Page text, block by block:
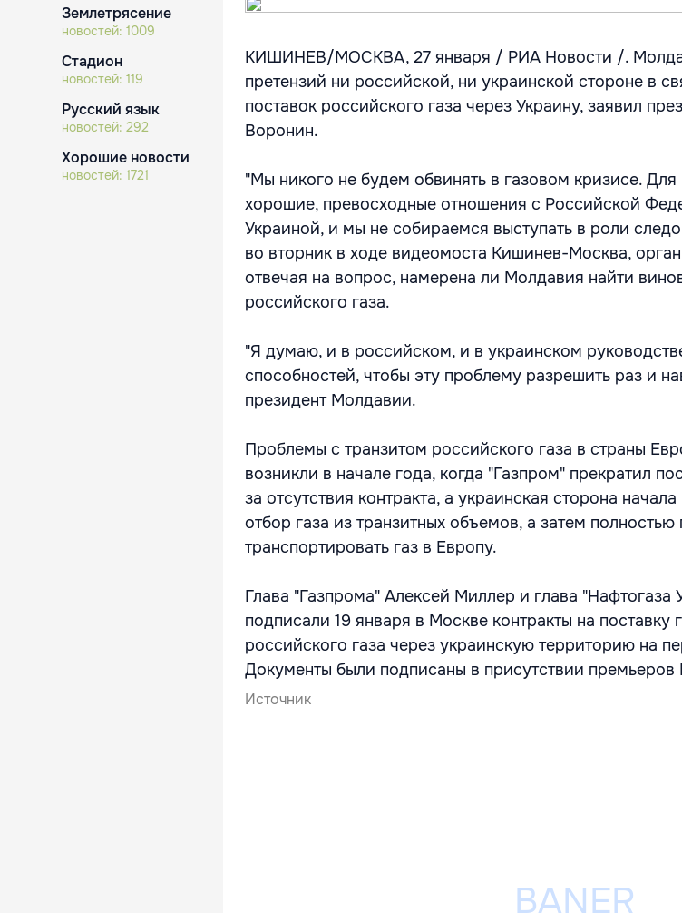
Землетрясение
новостей: 1009
Стадион
новостей: 119
Русский язык
новостей: 292
Хорошие новости
новостей: 1721
КИШИНЕВ/МОСКВА, 27 января / РИА Новости /.
претензий ни российской, ни украинской стороне в
поставок российского газа через Украину, заявил
Воронин.
"Мы никого не будем обвинять в газовом кризисе.
хорошие, превосходные отношения с Российской
Украиной, и мы не собираемся выступать в роли
во вторник в ходе видеомоста Кишинев-Москва,
отвечая на вопрос, намерена ли Молдавия найти
российского газа.
"Я думаю, и в российском, и в украинском
способностей, чтобы эту проблему разрешить раз и
президент Молдавии.
Проблемы с транзитом российского газа в страны
возникли в начале года, когда "Газпром" прекратил
за отсутствия контракта, а украинская сторона
отбор газа из транзитных объемов, а затем полностью
транспортировать газ в Европу.
Глава "Газпрома" Алексей Миллер и глава "Нафтогаза
подписали 19 января в Москве контракты на поставку
российского газа через украинскую территорию на
Документы были подписаны в присутствии премьеров
Источник